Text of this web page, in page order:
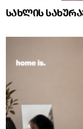
სახლის